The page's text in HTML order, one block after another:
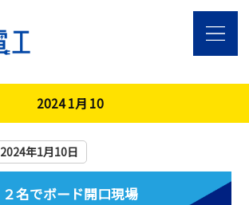
2024 1月 10
2024年1月10日
２名でボード開口現場